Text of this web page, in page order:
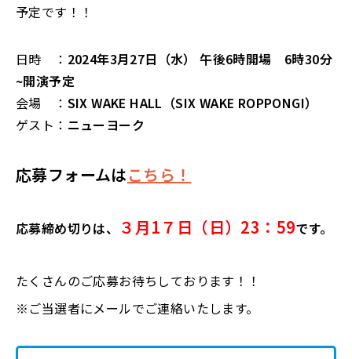
予定です！！
日時 ： 2024年3月27日（水）午後6時開場 6時30分
~開演予定
会場 ： SIX WAKE HALL（SIX WAKE ROPPONGI）
ゲスト： ニューヨーク
応募フォームはこちら！
応募締め切りは、 ３月1７日（日）23：59です。
たくさんのご応募お待ちしております！！
※ご当選者にメールでご連絡いたします。